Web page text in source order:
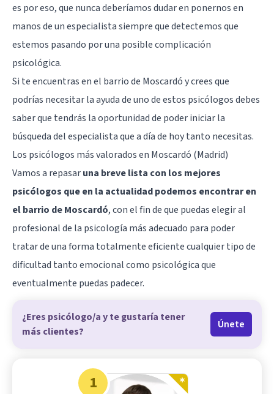
es por eso, que nunca deberíamos dudar en ponernos en
manos de un especialista siempre que detectemos que
estemos pasando por una posible complicación
psicológica.
Si te encuentras en el barrio de Moscardó y crees que
podrías necesitar la ayuda de uno de estos psicólogos debes
saber que tendrás la oportunidad de poder iniciar la
búsqueda del especialista que a día de hoy tanto necesitas.
Los psicólogos más valorados en Moscardó (Madrid)
Vamos a repasaruna breve lista con los mejores
psicólogos que en la actualidad podemos encontrar en
el barrio de Moscardó, con el fin de que puedas elegir al
profesional de la psicología más adecuado para poder
tratar de una forma totalmente eficiente cualquier tipo de
dificultad tanto emocional como psicológica que
eventualmente puedas padecer.
¿Eres psicólogo/a y te gustaría tener
más clientes?
Únete
1